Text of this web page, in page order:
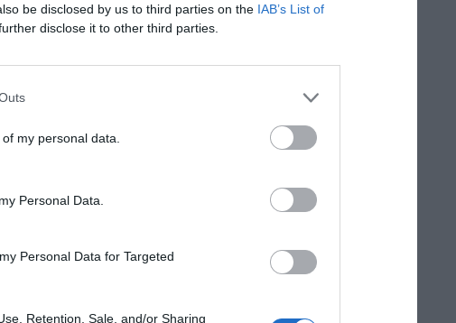
be disclosed by us to third parties on the IAB’s List of
disclose it to other third parties.
my personal data.
Personal Data.
Personal Data for Targeted
Retention, Sale, and/or Sharing
behöver du framförhållning på ca 3 veckor.
är väl kyld.
flöjtglas eller champagneglas.